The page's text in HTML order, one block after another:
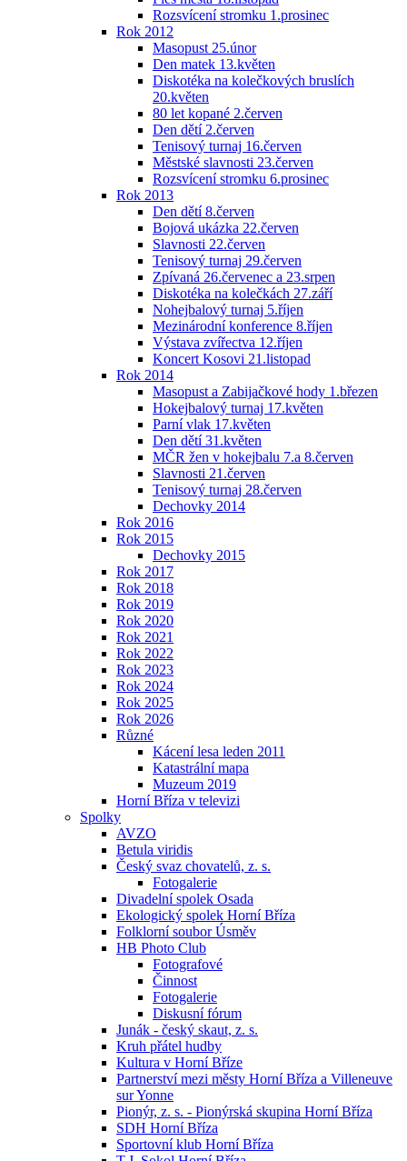
Rozsvícení stromku 1.prosinec
Rok 2012
Masopust 25.únor
Den matek 13.květen
Diskotéka na kolečkových bruslích
20.květen
80 let kopané 2.červen
Den dětí 2.červen
Tenisový turnaj 16.červen
Městské slavnosti 23.červen
Rozsvícení stromku 6.prosinec
Rok 2013
Den dětí 8.červen
Bojová ukázka 22.červen
Slavnosti 22.červen
Tenisový turnaj 29.červen
Zpívaná 26.červenec a 23.srpen
Diskotéka na kolečkách 27.září
Nohejbalový turnaj 5.říjen
Mezinárodní konference 8.říjen
Výstava zvířectva 12.říjen
Koncert Kosovi 21.listopad
Rok 2014
Masopust a Zabijačkové hody 1.březen
Hokejbalový turnaj 17.květen
Parní vlak 17.květen
Den dětí 31.květen
MČR žen v hokejbalu 7.a 8.červen
Slavnosti 21.červen
Tenisový turnaj 28.červen
Dechovky 2014
Rok 2016
Rok 2015
Dechovky 2015
Rok 2017
Rok 2018
Rok 2019
Rok 2020
Rok 2021
Rok 2022
Rok 2023
Rok 2024
Rok 2025
Rok 2026
Různé
Kácení lesa leden 2011
Katastrální mapa
Muzeum 2019
Horní Bříza v televizi
Spolky
AVZO
Betula viridis
Český svaz chovatelů, z. s.
Fotogalerie
Divadelní spolek Osada
Ekologický spolek Horní Bříza
Folklorní soubor Úsměv
HB Photo Club
Fotografové
Činnost
Fotogalerie
Diskusní fórum
Junák - český skaut, z. s.
Kruh přátel hudby
Kultura v Horní Bříze
Partnerství mezi městy Horní Bříza a Villeneuve
sur Yonne
Pionýr, z. s. - Pionýrská skupina Horní Bříza
SDH Horní Bříza
Sportovní klub Horní Bříza